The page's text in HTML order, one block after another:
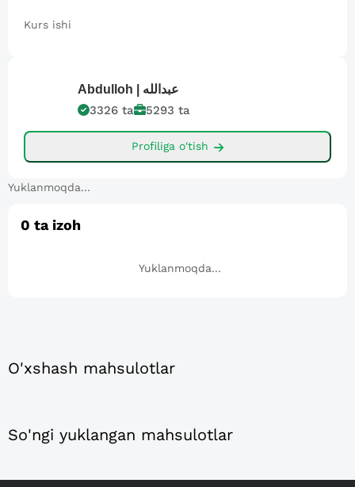
Kurs ishi
Abdulloh | عبدالله
3326 ta 5293 ta
Profiliga o'tish
Yuklanmoqda...
0 ta izoh
Yuklanmoqda...
O'xshash mahsulotlar
So'ngi yuklangan mahsulotlar